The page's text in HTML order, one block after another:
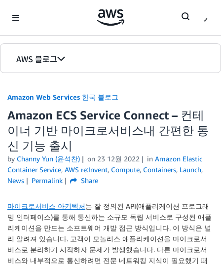
AWS 블로그
홈
에디션
Amazon Web Services 한국 블로그
Amazon ECS Service Connect – 컨테
이너 기반 마이크로서비스내 간편한 통
신 기능 출시
by Channy Yun (윤석찬) on 23 12월 2022 in Amazon Elastic
Container Service, AWS re:Invent, Compute, Containers, Launch,
News
Permalink Share
마이크로서비스 아키텍처는 잘 정의된 API(애플리케이션 프로그래
밍 인터페이스)를 통해 통신하는 소규모 독립 서비스로 구성된 애플
리케이션을 만드는 소프트웨어 개발 접근 방식입니다. 이 방식은 널
리 알려져 있습니다. 고객이 모놀리스 애플리케이션을 마이크로서
비스로 분리하기 시작하자 문제가 발생했습니다. 다른 마이크로서
비스와 내부적으로 통신하려면 전문 네트워킹 지식이 필요했기 때